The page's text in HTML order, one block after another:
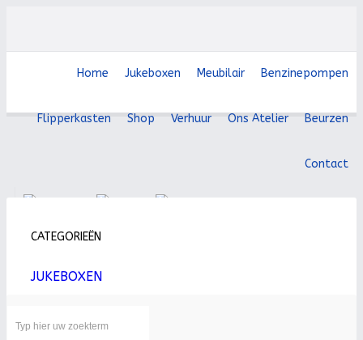
Home Jukeboxen Meubilair Benzinepompen
Flipperkasten Shop Verhuur Ons Atelier Beurzen
Contact
CATEGORIEËN
JUKEBOXEN